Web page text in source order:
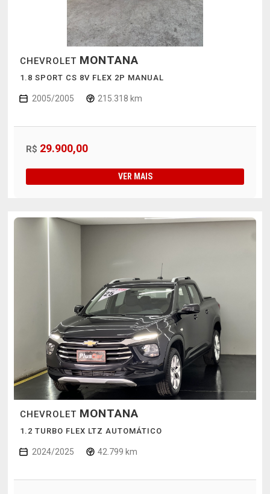
CHEVROLET MONTANA
1.8 SPORT CS 8V FLEX 2P MANUAL
2005/2005 215.318 km
R$ 29.900,00
VER MAIS
CHEVROLET MONTANA
1.2 TURBO FLEX LTZ AUTOMÁTICO
2024/2025 42.799 km